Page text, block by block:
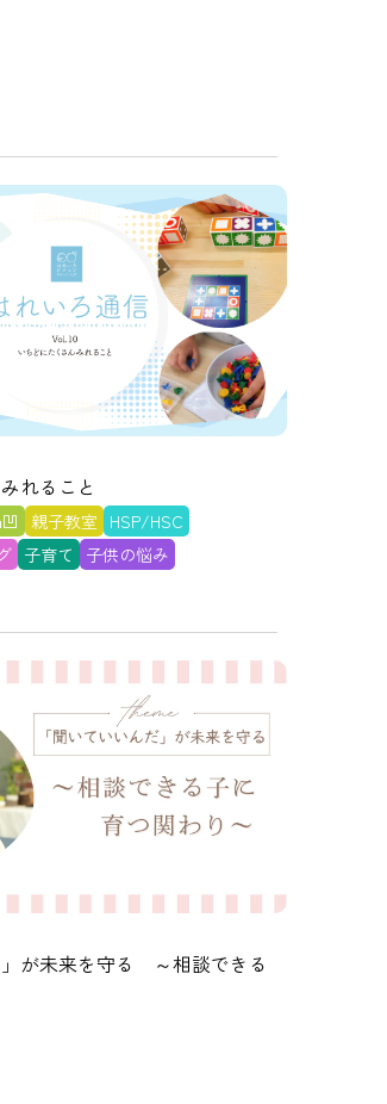
れること
親子教室 HSP/HSC
子育て 子供の悩み
」が未来を守る ～相談できる